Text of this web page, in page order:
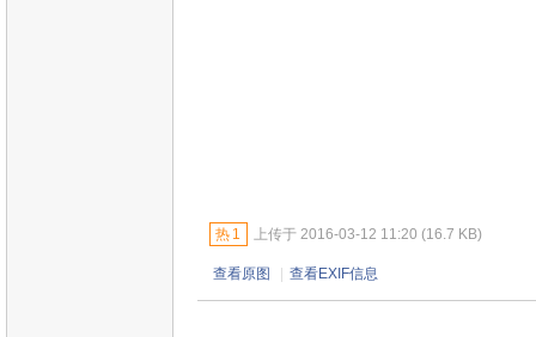
热 1 上传于 2016-03-12 11:20 (16.7 KB)
查看原图 查看EXIF信息